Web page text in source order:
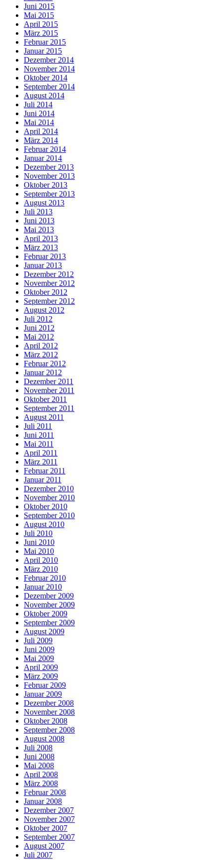
Juni 2015
Mai 2015
April 2015
März 2015
Februar 2015
Januar 2015
Dezember 2014
November 2014
Oktober 2014
September 2014
August 2014
Juli 2014
Juni 2014
Mai 2014
April 2014
März 2014
Februar 2014
Januar 2014
Dezember 2013
November 2013
Oktober 2013
September 2013
August 2013
Juli 2013
Juni 2013
Mai 2013
April 2013
März 2013
Februar 2013
Januar 2013
Dezember 2012
November 2012
Oktober 2012
September 2012
August 2012
Juli 2012
Juni 2012
Mai 2012
April 2012
März 2012
Februar 2012
Januar 2012
Dezember 2011
November 2011
Oktober 2011
September 2011
August 2011
Juli 2011
Juni 2011
Mai 2011
April 2011
März 2011
Februar 2011
Januar 2011
Dezember 2010
November 2010
Oktober 2010
September 2010
August 2010
Juli 2010
Juni 2010
Mai 2010
April 2010
März 2010
Februar 2010
Januar 2010
Dezember 2009
November 2009
Oktober 2009
September 2009
August 2009
Juli 2009
Juni 2009
Mai 2009
April 2009
März 2009
Februar 2009
Januar 2009
Dezember 2008
November 2008
Oktober 2008
September 2008
August 2008
Juli 2008
Juni 2008
Mai 2008
April 2008
März 2008
Februar 2008
Januar 2008
Dezember 2007
November 2007
Oktober 2007
September 2007
August 2007
Juli 2007